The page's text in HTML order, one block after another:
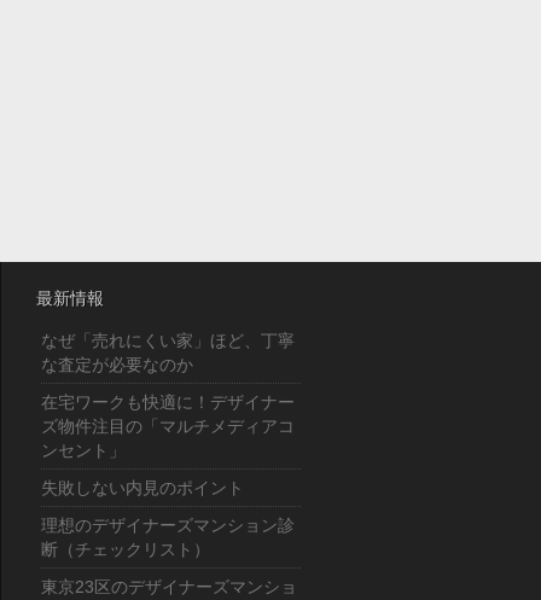
最新情報
なぜ「売れにくい家」ほど、丁寧
な査定が必要なのか
在宅ワークも快適に！デザイナー
ズ物件注目の「マルチメディアコ
ンセント」
失敗しない内見のポイント
理想のデザイナーズマンション診
断（チェックリスト）
東京23区のデザイナーズマンショ